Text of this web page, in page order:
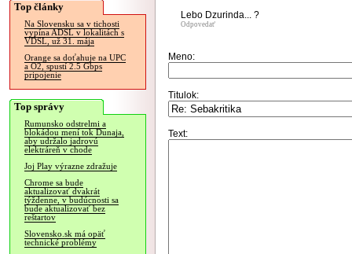
Top články
Na Slovensku sa v tichosti
vypína ADSL v lokalitách s
VDSL, už 31. mája
Orange sa doťahuje na UPC
a O2, spustí 2.5 Gbps
pripojenie
Top správy
Rumunsko odstrelmi a
blokádou mení tok Dunaja,
aby udržalo jadrovú
elektráreň v chode
Joj Play výrazne zdražuje
Chrome sa bude
aktualizovať dvakrát
týždenne, v budúcnosti sa
bude aktualizovať bez
reštartov
Slovensko.sk má opäť
technické problémy
Lebo Dzurinda... ?
Odpovedať
Meno:
Titulok:
Text: